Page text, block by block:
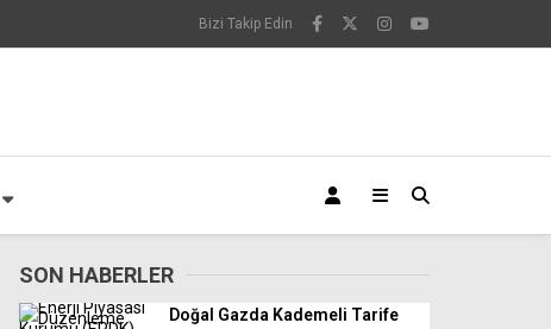
Bizi Takip Edin
SON HABERLER
Doğal Gazda Kademeli Tarife